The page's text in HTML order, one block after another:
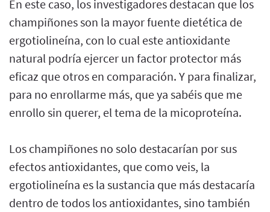
En este caso, los investigadores destacan que los
champiñones son la mayor fuente dietética de
ergotiolineína, con lo cual este antioxidante
natural podría ejercer un factor protector más
eficaz que otros en comparación. Y para finalizar,
para no enrollarme más, que ya sabéis que me
enrollo sin querer, el tema de la micoproteína.
Los champiñones no solo destacarían por sus
efectos antioxidantes, que como veis, la
ergotiolineína es la sustancia que más destacaría
dentro de todos los antioxidantes, sino también